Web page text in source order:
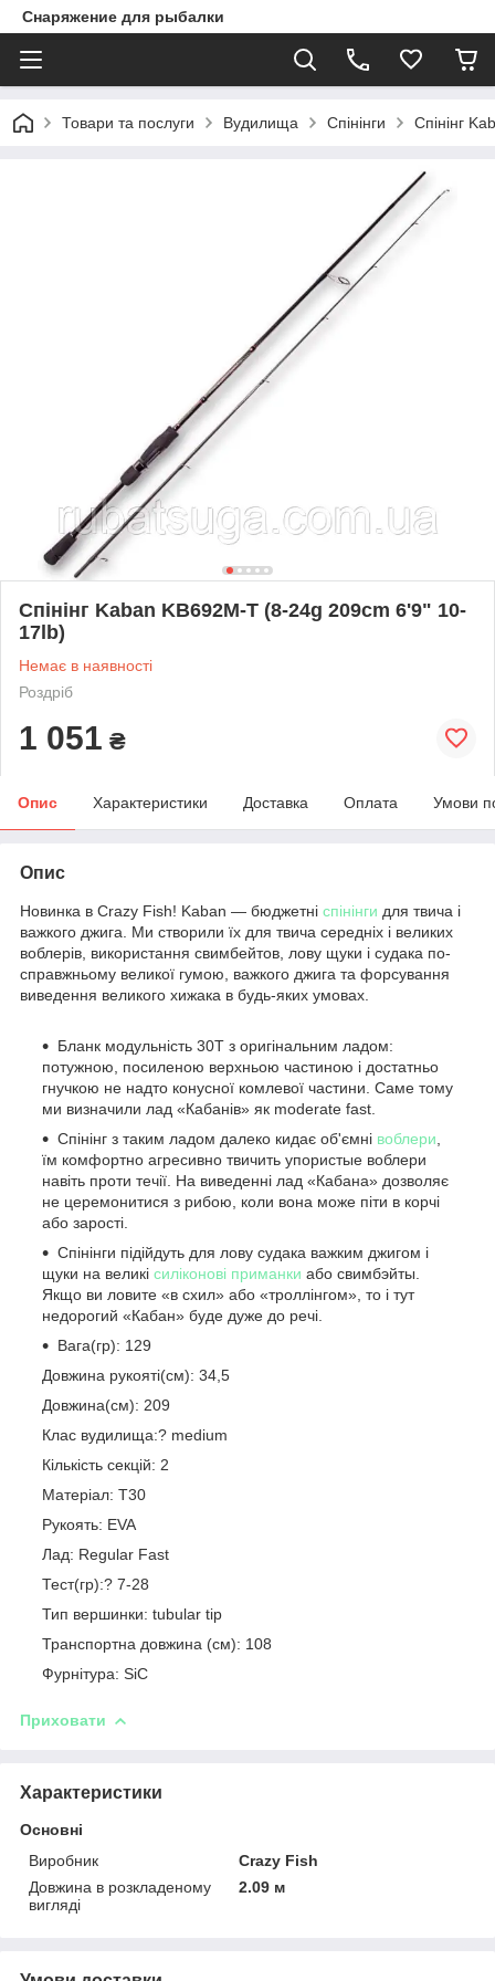
Снаряжение для рыбалки
Товари та послуги Вудилища Спінінги Спінінг
Спінінг Kaban KB692M-T (8-24g 209cm 6'9" 10-
17lb)
Немає в наявності
Роздріб
1 051 ₴
Опис Характеристики Доставка Оплата Умови
Опис
Новинка в Crazy Fish! Kaban — бюджетні спінінги для твича і
важкого джига. Ми створили їх для твича середніх і великих
воблерів, використання свимбейтов, лову щуки і судака по-
справжньому великої гумою, важкого джига та форсування
виведення великого хижака в будь-яких умовах.
Бланк модульність 30T з оригінальним ладом:
потужною, посиленою верхньою частиною і достатньо
гнучкою не надто конусної комлевої частини. Саме тому
ми визначили лад «Кабанів» як moderate fast.
Спінінг з таким ладом далеко кидає об'ємні воблери
їм комфортно агресивно твичить упористые воблери
навіть проти течії. На виведенні лад «Кабана» дозволяє
не церемонитися з рибою, коли вона може піти в корчі
або зарості.
Спінінги підійдуть для лову судака важким джигом і
щуки на великі силіконові приманки або свимбэйты.
Якщо ви ловите «в схил» або «троллінгом», то і тут
недорогий «Кабан» буде дуже до речі.
Вага(гр): 129
Довжина рукояті(см): 34,5
Довжина(см): 209
Клас вудилища:? medium
Кількість секцій: 2
Матеріал: T30
Рукоять: EVA
Лад: Regular Fast
Тест(гр):? 7-28
Тип вершинки: tubular tip
Транспортна довжина (см): 108
Фурнітура: SiC
Приховати
Характеристики
Основні
Виробник
Crazy Fish
Довжина в розкладеному
вигляді
2.09 м